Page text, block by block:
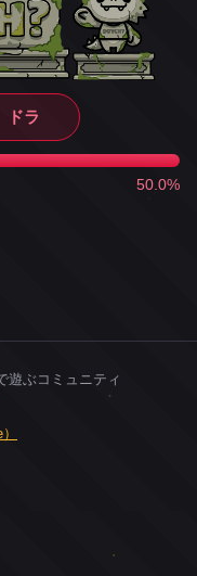
ドラ
50.0%
遊ぶコミュニティ